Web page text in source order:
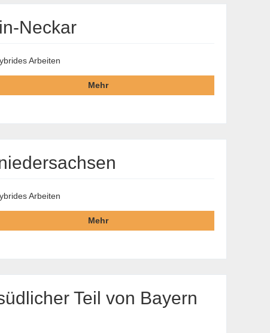
Neckar
Arbeiten
Mehr
Arbeiten
Mehr
Teil von Bayern